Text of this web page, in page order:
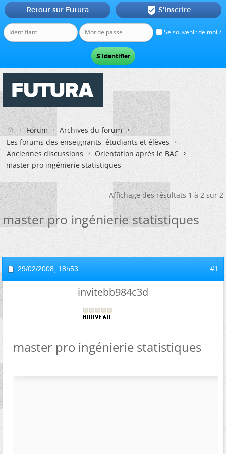
Se souvenir de moi ?
Retour sur Futura  S'inscrire
Forum
Archives du forum
Les forums des enseignants, étudiants et élèves
Anciennes discussions
Orientation après le BAC
master pro ingénierie statistiques
Affichage des résultats 1 à 2 sur 2
master pro ingénierie statistiques
29/02/2008, 18h53 #1
invitebb984c3d
master pro ingénierie statistiques